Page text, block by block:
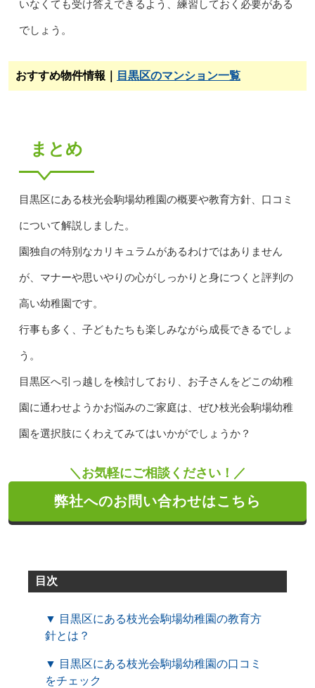
いなくても受け答えできるよう、練習しておく必要がある
でしょう。
おすすめ物件情報｜ 目黒区のマンション一覧
まとめ
目黒区にある枝光会駒場幼稚園の概要や教育方針、口コミ
について解説しました。
園独自の特別なカリキュラムがあるわけではありません
が、マナーや思いやりの心がしっかりと身につくと評判の
高い幼稚園です。
行事も多く、子どもたちも楽しみながら成長できるでしょ
う。
目黒区へ引っ越しを検討しており、お子さんをどこの幼稚
園に通わせようかお悩みのご家庭は、ぜひ枝光会駒場幼稚
園を選択肢にくわえてみてはいかがでしょうか？
＼お気軽にご相談ください！／
弊社へのお問い合わせはこちら
目次
▼ 目黒区にある枝光会駒場幼稚園の教育方
針とは？
▼ 目黒区にある枝光会駒場幼稚園の口コミ
をチェック